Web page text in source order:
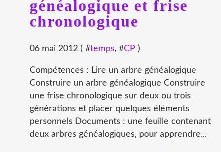
généalogique et frise
chronologique
06 mai 2012 ( #temps, #CP )
Compétences : Lire un arbre généalogique
Construire un arbre généalogique Construire
une frise chronologique sur deux ou trois
générations et placer quelques éléments
personnels Documents : une feuille contenant
deux arbres généalogiques, pour apprendre...